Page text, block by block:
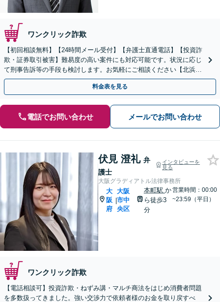
ワンクリック詐欺
【初回相談無料】【24時間メール受付】【弁護士直通電話】【投資詐
欺・証券取引被害】難易度の高い案件にも対応可能です。状況に応じ
て刑事告訴等の手段も検討します。お気軽にご相談ください【北浜駅
2分】
料金表を見る
電話でお問い合わせ メールでお問い合わせ
伏見 澄礼 弁
護士
インタビューを
見る
大阪グラディアトル法律事務所
大
阪
府
|
大阪
市中
央区
本町駅 か
ら徒歩3
分
営業時間：00:00
~23:59（平日）
ワンクリック詐欺
【電話相談可】投資詐欺・ねずみ講・マルチ商法をはじめ消費者問題
を多数扱ってきました。強い交渉力で依頼者様のお金を取り戻すべ